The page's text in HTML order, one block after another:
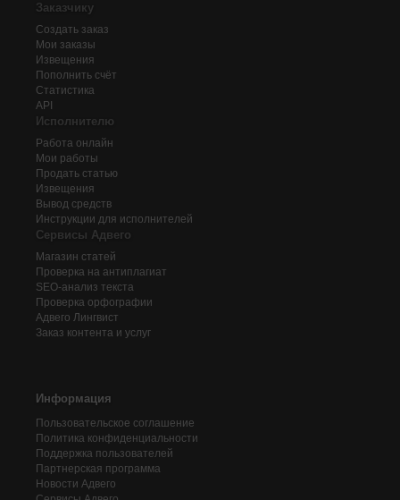
Заказчику
Создать заказ
Мои заказы
Извещения
Пополнить счёт
Статистика
API
Исполнителю
Работа онлайн
Мои работы
Продать статью
Извещения
Вывод средств
Инструкции для исполнителей
Сервисы Адвего
Магазин статей
Проверка на антиплагиат
SEO-анализ текста
Проверка орфографии
Адвего Лингвист
Заказ контента и услуг
Информация
Пользовательское соглашение
Политика конфиденциальности
Поддержка пользователей
Партнерская программа
Новости Адвего